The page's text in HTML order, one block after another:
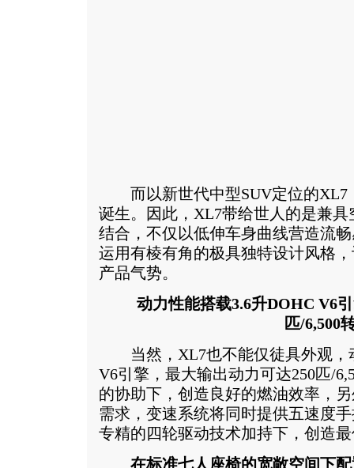
而以新世代中型SUV定位的XL7
诞生。因此，XL7带给世人的是兼
结合，不仅以低伸车身曲线营造流
运用有棱有角的极具独特设计风格
产品气势。
动力性能搭载3.6升DOHC V6
匹/6,500
当然，XL7也不能仅徒具外观，
V6引擎，最大输出动力可达250匹/
的协助下，创造良好的燃油效率，
需求，变速系统将同时提供五速度
专精的四轮驱动技术加持下，创造
在标准七人座椅的宽敞空间下